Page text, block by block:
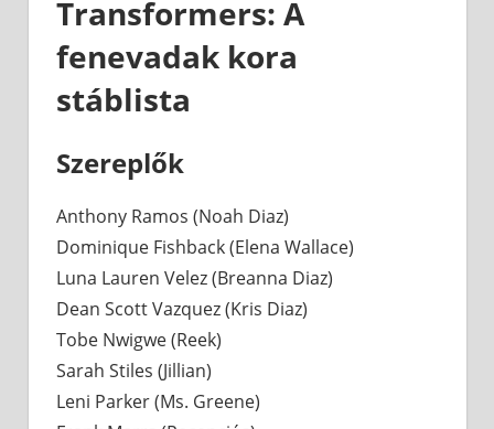
Transformers: A
fenevadak kora
stáblista
Szereplők
Anthony Ramos (Noah Diaz)
Dominique Fishback (Elena Wallace)
Luna Lauren Velez (Breanna Diaz)
Dean Scott Vazquez (Kris Diaz)
Tobe Nwigwe (Reek)
Sarah Stiles (Jillian)
Leni Parker (Ms. Greene)